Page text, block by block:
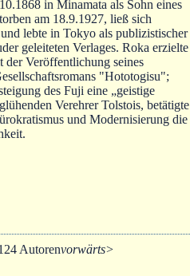
in Minamata als Sohn eines
am 18.9.1927, ließ sich
lebte in Tokyo als publizistischer
geleiteten Verlages. Roka erzielte
der Veröffentlichung seines
"Hototogisu";
des Fuji eine „geistige
Verehrer Tolstois, betätigte
und Modernisierung die
Autorenvorwärts>